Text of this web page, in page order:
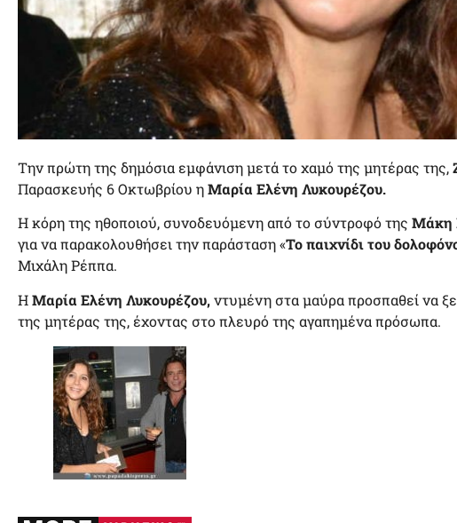
Την πρώτη της δημόσια εμφάνιση μετά το χαμό της μητέρας της,
Παρασκευής 6 Οκτωβρίου ηΜαρία Ελένη Λυκουρέζου.
Η κόρη της ηθοποιού, συνοδευόμενη από το σύντροφό της Μάκη
για να παρακολουθήσει την παράσταση «Το παιχνίδι του
Μιχάλη Ρέππα.
ΗΜαρία Ελένη Λυκουρέζου,ντυμένη στα μαύρα προσπαθεί να
της μητέρας της, έχοντας στο πλευρό της αγαπημένα πρόσωπα.